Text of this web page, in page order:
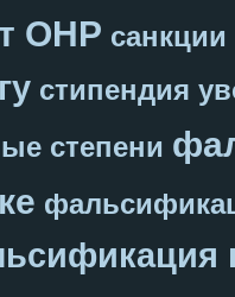
ОНР санкции
стипендия
степени